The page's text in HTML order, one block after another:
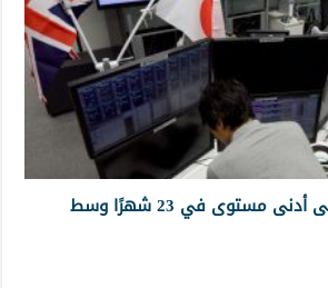
تراجع الين الياباني إلى أدنى مستوى في 23 شهرًا وسط